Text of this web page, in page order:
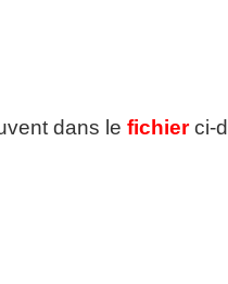
dans le fichier ci-